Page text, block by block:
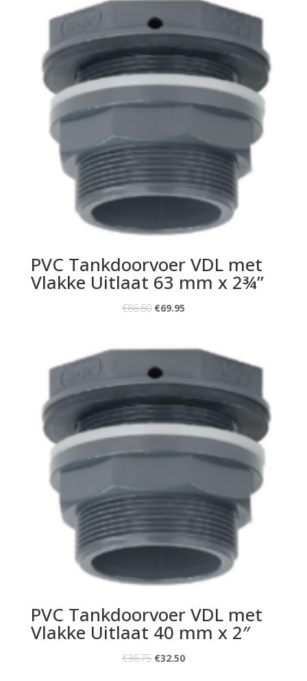
PVC Tankdoorvoer VDL met
Vlakke Uitlaat 63 mm x 2¾”
€86.60 €69.95
PVC Tankdoorvoer VDL met
Vlakke Uitlaat 40 mm x 2″
€36.75 €32.50